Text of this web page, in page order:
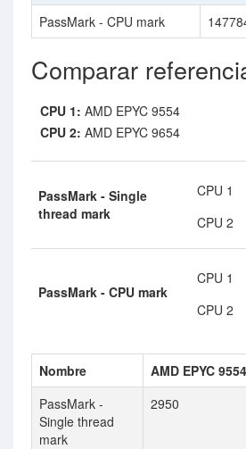
PassMark - CPU mark
Comparar
CPU 1: AMD EPYC 9554
CPU 2: AMD EPYC 9654
PassMark - Single
thread mark
CPU 1
CPU 2
PassMark - CPU mark
CPU 1
CPU 2
Nombre AMD EPYC 9554
PassMark -
Single thread
mark
2950